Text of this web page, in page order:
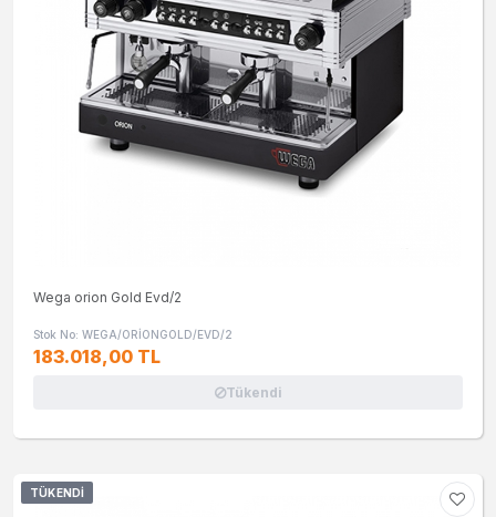
Wega orion Gold Evd/2
Stok No: WEGA/ORİONGOLD/EVD/2
183.018,00 TL
Tükendi
TÜKENDI